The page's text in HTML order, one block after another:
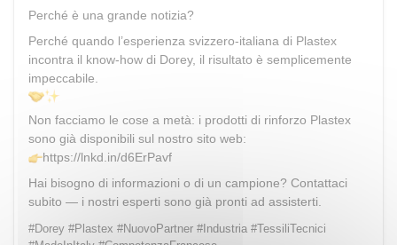
Perché è una grande notizia?
Perché quando l’esperienza svizzero-italiana di Plastex
incontra il know-how di Dorey, il risultato è semplicemente
impeccabile.
Non facciamo le cose a metà: i prodotti di rinforzo Plastex
sono già disponibili sul nostro sito web:
https://lnkd.in/d6ErPavf
Hai bisogno di informazioni o di un campione? Contattaci
subito — i nostri esperti sono già pronti ad assisterti.
#Dorey #Plastex #NuovoPartner #Industria #TessiliTecnici